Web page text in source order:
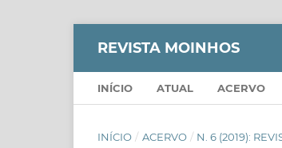
REVISTA MOINHOS
INÍCIO ATUAL ACERVO
INÍCIO / ACERVO / N. 6 (2019):